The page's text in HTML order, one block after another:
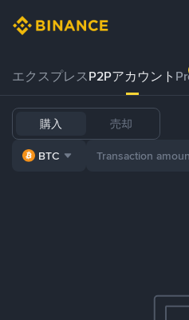
エクスプレスP2Pアカウント
購入 売却
BTC